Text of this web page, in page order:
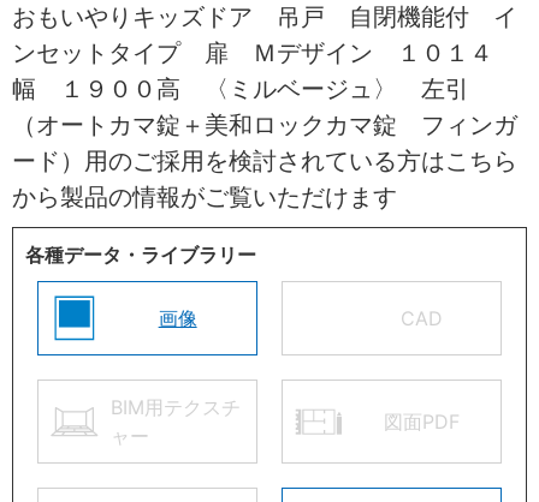
おもいやりキッズドア 吊戸 自閉機能付 イ
ンセットタイプ 扉 Ｍデザイン １０１４
幅 １９００高 〈ミルベージュ〉 左引
（オートカマ錠＋美和ロックカマ錠 フィンガ
ード）用のご採用を検討されている方はこちら
から製品の情報がご覧いただけます
各種データ・ライブラリー
画像 CAD
BIM用テクスチ
ャー
図面PDF